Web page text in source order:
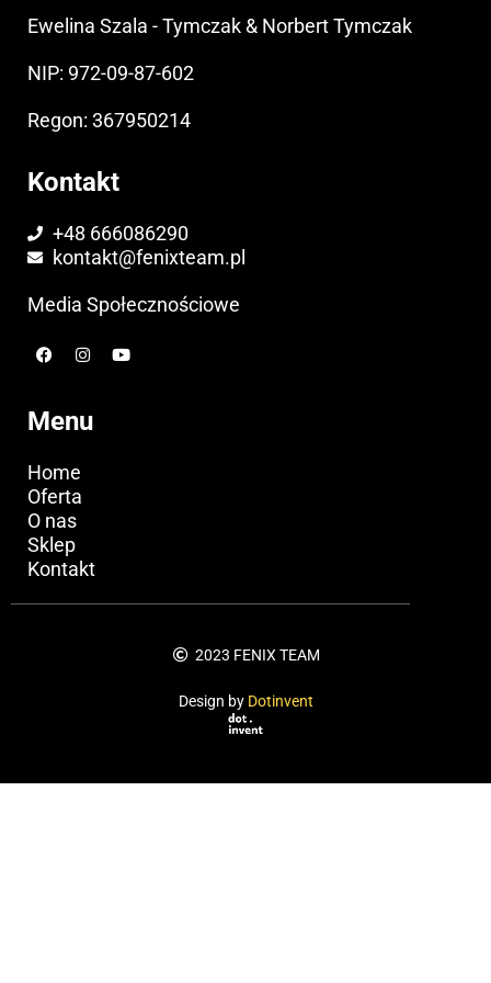
Ewelina Szala - Tymczak & Norbert Tymczak
NIP: 972-09-87-602
Regon: 367950214
Kontakt
+48 666086290
kontakt@fenixteam.pl
Media Społecznościowe
F
a
b
o
I
n
a
g
Y
o
Menu
Home
Oferta
O nas
Sklep
Kontakt
2023 FENIX TEAM
Design by Dotinvent